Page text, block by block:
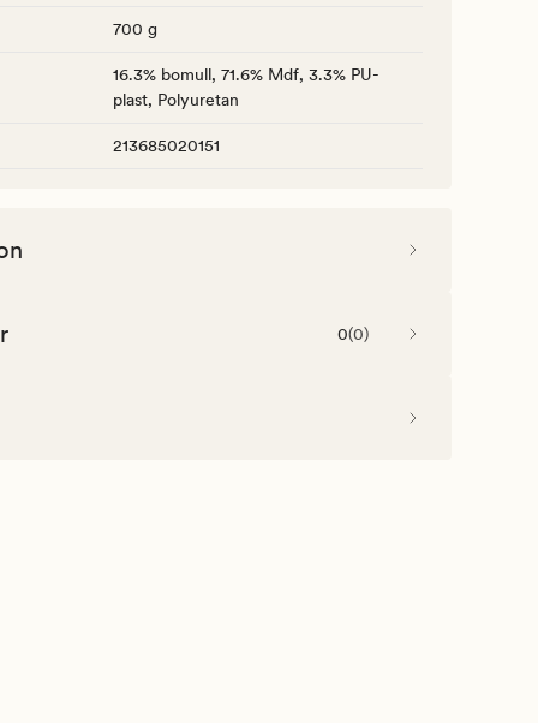
700 g
16.3% bomull, 71.6% Mdf, 3.3% PU-
plast, Polyuretan
213685020151
0(0)